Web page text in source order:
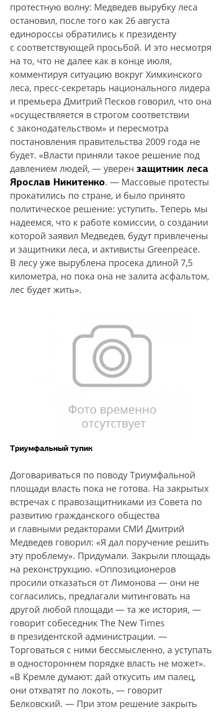
протестную волну: Медведев вырубку леса
остановил, после того как 26 августа
единороссы обратились к президенту
с соответствующей просьбой. И это несмотря
на то, что не далее как в конце июля,
комментируя ситуацию вокруг Химкинского
леса, пресс-секретарь национального лидера
и премьера Дмитрий Песков говорил, что она
«осуществляется в строгом соответствии
с законодательством» и пересмотра
постановления правительства 2009 года не
будет. «Власти приняли такое решение под
давлением людей, — уверен защитник леса
Ярослав Никитенко. — Массовые протесты
прокатились по стране, и было принято
политическое решение: уступить. Теперь мы
надеемся, что к работе комиссии, о создании
которой заявил Медведев, будут привлечены
и защитники леса, и активисты Greenpeace.
В лесу уже вырублена просека длиной 7,5
километра, но пока она не залита асфальтом,
лес будет жить».
Триумфальный тупик
Договариваться по поводу Триумфальной
площади власть пока не готова. На закрытых
встречах с правозащитниками из Совета по
развитию гражданского общества
и главными редакторами СМИ Дмитрий
Медведев говорил: «Я дал поручение решить
эту проблему». Придумали. Закрыли площадь
на реконструкцию. «Оппозиционеров
просили отказаться от Лимонова — они не
согласились, предлагали митинговать на
другой любой площади — та же история, —
говорит собеседник The New Times
в президентской администрации. —
Торговаться с ними бессмысленно, а уступать
в одностороннем порядке власть не может».
«В Кремле думают: дай откусить им палец,
они отхватят по локоть, — говорит
Белковский. — При этом решение закрыть